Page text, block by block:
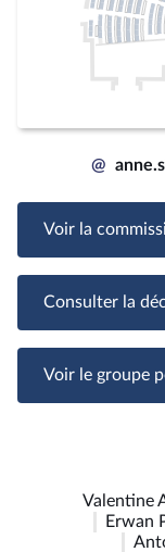
@
Voir la
Consulter la
Voir le groupe
Valentine
Erwan